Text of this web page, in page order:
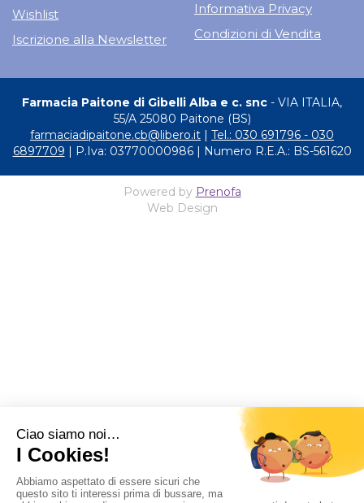
Wishlist
Iscrizione alla Newsletter
Informativa Privacy
Condizioni di Vendita
Farmacia Paitone di Gibelli Alba e c. snc - VIA ITALIA,
55/A 25080 Paitone (BS)
farmaciadipaitone.cb@libero.it
Tel.: 030 691796 - 030
6897709 | P.Iva: 03770000986 | Numero R.E.A.: BS-561620
Powered by Prenofa
Web Design